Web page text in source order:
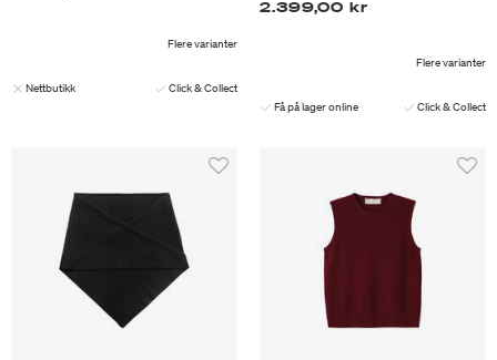
Flere varianter
Nettbutikk Click & Collect
2.399,00 kr
Flere varianter
Få på lager online Click & Collect